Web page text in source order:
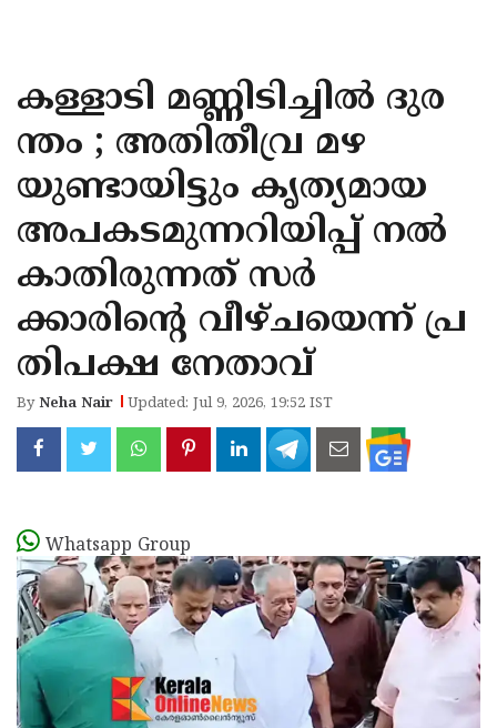
KANNUR
KASARAGOD
കള്ളാടി മണ്ണിടിച്ചിൽ ദുര
ന്തം ; അതിതീവ്ര മഴ
യുണ്ടായിട്ടും കൃത്യമായ
അപകടമുന്നറിയിപ്പ് നൽ
കാതിരുന്നത് സർ
ക്കാരിന്റെ വീഴ്ചയെന്ന് പ്ര
തിപക്ഷ നേതാവ്
ByNeha Nair Updated: Jul 9, 2026, 19:52 IST
Whatsapp Group